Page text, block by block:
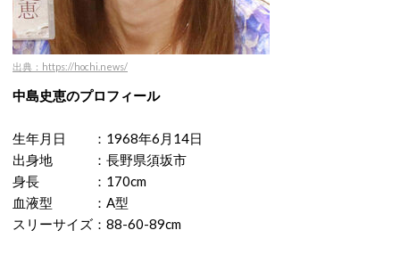
出典：https://hochi.news/
中島史恵のプロフィール
生年月日 ：1968年6月14日
出身地 ：長野県須坂市
身長 ：170cm
血液型 ：A型
スリーサイズ：88-60-89cm